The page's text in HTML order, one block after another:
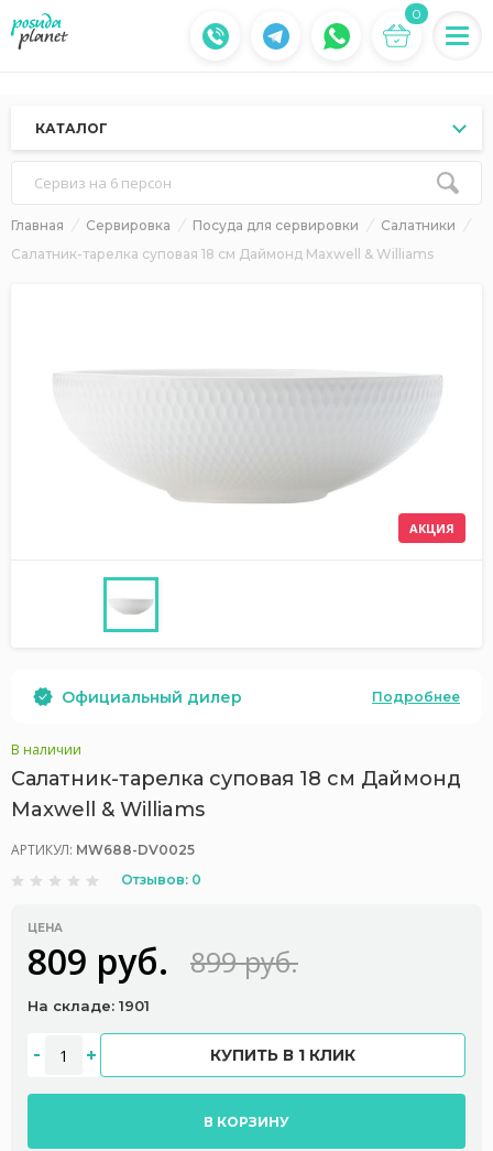
0
КАТАЛОГ
Сервиз на 6 персон
Главная Сервировка Посуда для сервировки
Салатники
Салатник-тарелка суповая 18 см Даймонд Maxwell & Williams
АКЦИЯ
Официальный дилер Подробнее
В наличии
Салатник-тарелка суповая 18 см Даймонд
Maxwell & Williams
АРТИКУЛ: MW688-DV0025
Отзывов: 0
ЦЕНА
809 руб. 899 руб.
На складе: 1901
КУПИТЬ В 1 КЛИК
В КОРЗИНУ